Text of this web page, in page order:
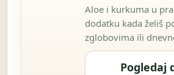
Aloe i kurkuma u
dodatku kada želiš
zglobovima ili
Pogledaj